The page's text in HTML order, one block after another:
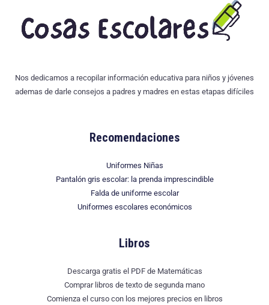
Nos dedicamos a recopilar información educativa para niños y jóvenes
ademas de darle consejos a padres y madres en estas etapas difíciles
Recomendaciones
Uniformes Niñas
Pantalón gris escolar: la prenda imprescindible
Falda de uniforme escolar
Uniformes escolares económicos
Libros
Descarga gratis el PDF de Matemáticas
Comprar libros de texto de segunda mano
Comienza el curso con los mejores precios en libros